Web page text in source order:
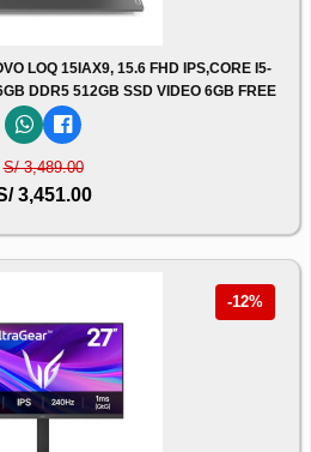
LOQ 15IAX9, 15.6 FHD IPS,CORE I5-
DDR5 512GB SSD VIDEO 6GB FREE
S/ 3,489.00
3,451.00
-12%